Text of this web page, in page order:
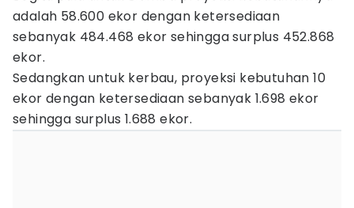
adalah 58.600 ekor dengan ketersediaan
sebanyak 484.468 ekor sehingga surplus 452.868
ekor.
Sedangkan untuk kerbau, proyeksi kebutuhan 10
ekor dengan ketersediaan sebanyak 1.698 ekor
sehingga surplus 1.688 ekor.